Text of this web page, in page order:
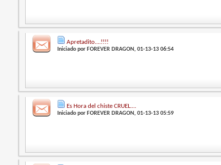
Apretadito....!!!!
Iniciado por FOREVER DRAGON, 01-13-13 06:54
Es Hora del chiste CRUEL....
Iniciado por FOREVER DRAGON, 01-13-13 05:59